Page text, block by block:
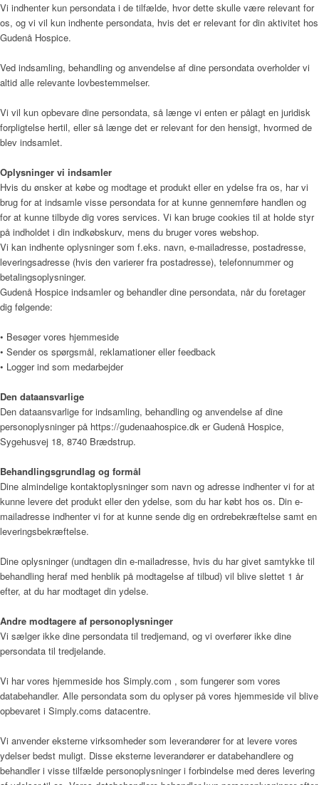
Vedtægter
Rammer
Kunst
Donationer
Galleri
Årsrapporter
Fagfolk
Henvisning
Publikationer
Patienter og pårørende
Sådan bliver man henvist
Vi indhenter kun persondata i de tilfælde, hvor dette skulle være relevant for
os, og vi vil kun indhente persondata, hvis det er relevant for din aktivitet hos
Gudenå Hospice.
Ved indsamling, behandling og anvendelse af dine persondata overholder vi
altid alle relevante lovbestemmelser.
Vi vil kun opbevare dine persondata, så længe vi enten er pålagt en juridisk
forpligtelse hertil, eller så længe det er relevant for den hensigt, hvormed de
blev indsamlet.
Oplysninger vi indsamler
Hvis du ønsker at købe og modtage et produkt eller en ydelse fra os, har vi
brug for at indsamle visse persondata for at kunne gennemføre handlen og
for at kunne tilbyde dig vores services. Vi kan bruge cookies til at holde styr
på indholdet i din indkøbskurv, mens du bruger vores webshop.
Vi kan indhente oplysninger som f.eks. navn, e-mailadresse, postadresse,
leveringsadresse (hvis den varierer fra postadresse), telefonnummer og
betalingsoplysninger.
Gudenå Hospice indsamler og behandler dine persondata, når du foretager
dig følgende:
• Besøger vores hjemmeside
• Sender os spørgsmål, reklamationer eller feedback
• Logger ind som medarbejder
Den dataansvarlige
Den dataansvarlige for indsamling, behandling og anvendelse af dine
personoplysninger på https://gudenaahospice.dk erGudenå Hospice,
Sygehusvej 18, 8740 Brædstrup.
Behandlingsgrundlag og formål
Dine almindelige kontaktoplysninger som navn og adresse indhenter vi for at
kunne levere det produkt eller den ydelse, som du har købt hos os. Din e-
mailadresse indhenter vi for at kunne sende dig en ordrebekræftelse samt en
leveringsbekræftelse.
Dine oplysninger (undtagen din e-mailadresse, hvis du har givet samtykke til
behandling heraf med henblik på modtagelse af tilbud) vil blive slettet 1 år
efter, at du har modtaget din ydelse.
Andre modtagere af personoplysninger
Vi sælger ikke dine persondata til tredjemand, og vi overfører ikke dine
persondata til tredjelande.
Vi har vores hjemmeside hos Simply.com , som fungerer som vores
databehandler. Alle persondata som du oplyser på vores hjemmeside vil blive
opbevaret i Simply.coms datacentre.
Vi anvender eksterne virksomheder som leverandører for at levere vores
ydelser bedst muligt. Disse eksterne leverandører er databehandlere og
behandler i visse tilfælde personoplysninger i forbindelse med deres levering